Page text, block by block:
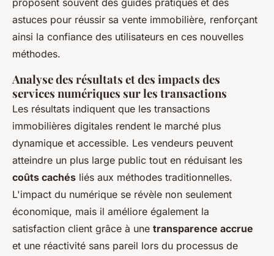
proposent souvent des guides pratiques et des
astuces pour réussir sa vente immobilière, renforçant
ainsi la confiance des utilisateurs en ces nouvelles
méthodes.
Analyse des résultats et des impacts des
services numériques sur les transactions
Les résultats indiquent que les transactions
immobilières digitales rendent le marché plus
dynamique et accessible. Les vendeurs peuvent
atteindre un plus large public tout en réduisant les
coûts cachés liés aux méthodes traditionnelles.
L'impact du numérique se révèle non seulement
économique, mais il améliore également la
satisfaction client grâce à une transparence accrue
et une réactivité sans pareil lors du processus de